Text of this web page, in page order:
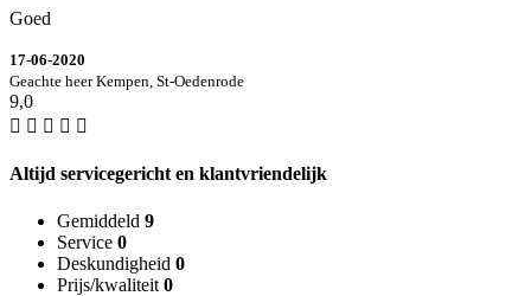
Goed
17-06-2020
Geachte heer Kempen, St-Oedenrode
9,0
Altijd servicegericht en klantvriendelijk
Gemiddeld 9
Service 0
Deskundigheid 0
Prijs/kwaliteit 0